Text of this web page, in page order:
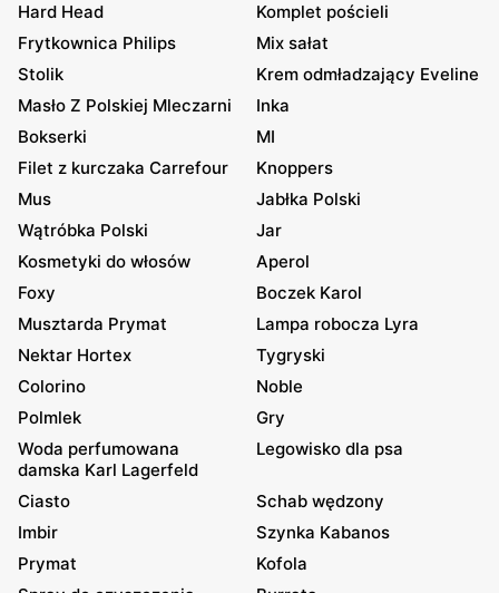
Hard Head
Komplet pościeli
Frytkownica Philips
Mix sałat
Stolik
Krem odmładzający Eveline
Masło Z Polskiej Mleczarni
Inka
Bokserki
MI
Filet z kurczaka Carrefour
Knoppers
Mus
Jabłka Polski
Wątróbka Polski
Jar
Kosmetyki do włosów
Aperol
Foxy
Boczek Karol
Musztarda Prymat
Lampa robocza Lyra
Nektar Hortex
Tygryski
Colorino
Noble
Polmlek
Gry
Woda perfumowana
damska Karl Lagerfeld
Legowisko dla psa
Ciasto
Schab wędzony
Imbir
Szynka Kabanos
Prymat
Kofola